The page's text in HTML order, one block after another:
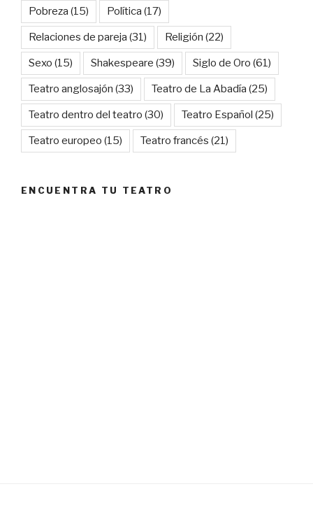
Pobreza (15) Política (17)
Relaciones de pareja (31) Religión (22)
Sexo (15) Shakespeare (39) Siglo de Oro (61)
Teatro anglosajón (33) Teatro de La Abadía (25)
Teatro dentro del teatro (30) Teatro Español (25)
Teatro europeo (15) Teatro francés (21)
ENCUENTRA TU TEATRO